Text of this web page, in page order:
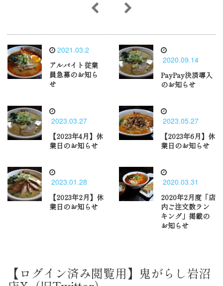
2021.03.2
アルバイト従業
員急募のお知ら
せ
2020.09.14
PayPay決済導入
のお知らせ
2023.03.27
【2023年4月】休
業日のお知らせ
2023.05.27
【2023年6月】休
業日のお知らせ
2023.01.28
【2023年2月】休
業日のお知らせ
2020.03.31
2020年2月度「店
内ご注文数ラン
キング」掲載の
お知らせ
【ログイン済み閲覧用】鬼がらし岩沼